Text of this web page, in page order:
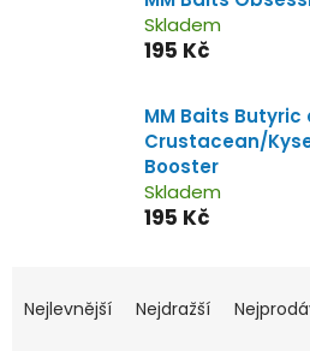
Skladem
195 Kč
MM Baits
Crustacean/
Booster
Skladem
195 Kč
aNejlevnější Nejdražší